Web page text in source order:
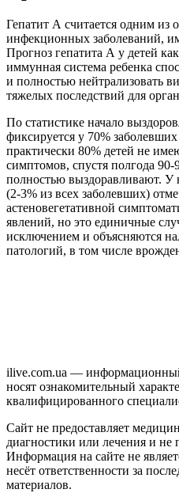
Гепатит А считается одним из
инфекционных заболеваний,
Прогноз гепатита А у детей
иммунная система ребенка
и полностью нейтрализовать
тяжелых последствий для
По статистике начало
фиксируется у 70%
практически 80% детей не
симптомов, спустя полгода
полностью выздоравливают. У
(2-3% из всех заболевших)
астеновегетативной
явлений, но это единичные
исключением и объясняются
патологий, в том числе
ilive.com.ua —
носят ознакомительный
квалифицированного
Сайт не предоставляет
диагностики или лечения и не
Информация на сайте не
несёт ответственности за
материалов.